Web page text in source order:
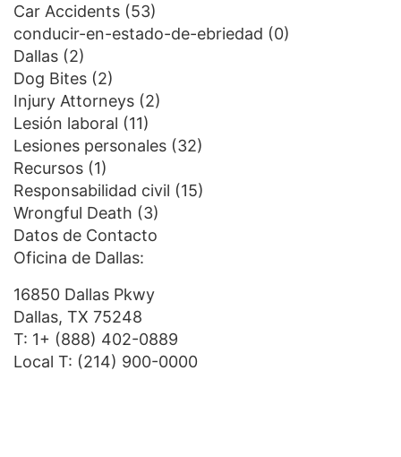
Car Accidents (53)
conducir-en-estado-de-ebriedad (0)
Dallas (2)
Dog Bites (2)
Injury Attorneys (2)
Lesión laboral (11)
Lesiones personales (32)
Recursos (1)
Responsabilidad civil (15)
Wrongful Death (3)
Datos de Contacto
Oficina de Dallas:
16850 Dallas Pkwy
Dallas, TX 75248
T: 1+ (888) 402-0889
Local T: (214) 900-0000